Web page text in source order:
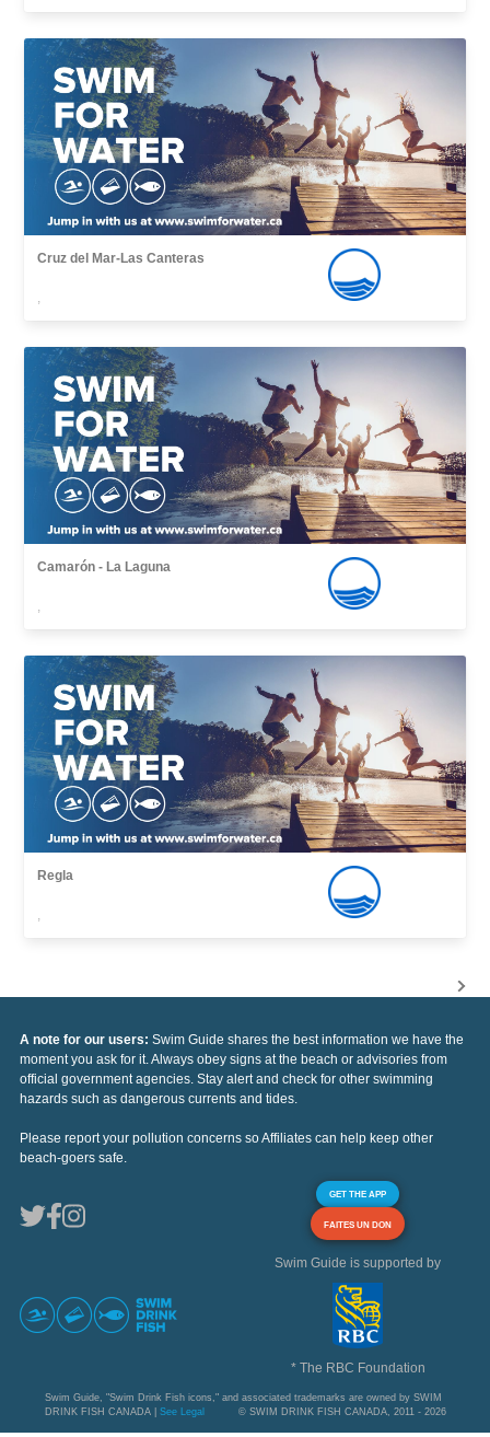
Cruz del Mar-Las Canteras
,
Camarón - La Laguna
,
Regla
,
A note for our users: Swim Guide shares the best information we have the
moment you ask for it. Always obey signs at the beach or advisories from
official government agencies. Stay alert and check for other swimming
hazards such as dangerous currents and tides.
Please report your pollution concerns so Affiliates can help keep other
beach-goers safe.
GET THE APP
FAITES UN DON
Swim Guide is supported by
* The RBC Foundation
Swim Guide, "Swim Drink Fish icons," and associated trademarks are owned by SWIM
DRINK FISH CANADA | See Legal © SWIM DRINK FISH CANADA, 2011 - 2026